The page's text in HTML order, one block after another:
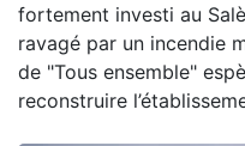
fortement investi au
ravagé par un incendie
de "Tous ensemble"
reconstruire